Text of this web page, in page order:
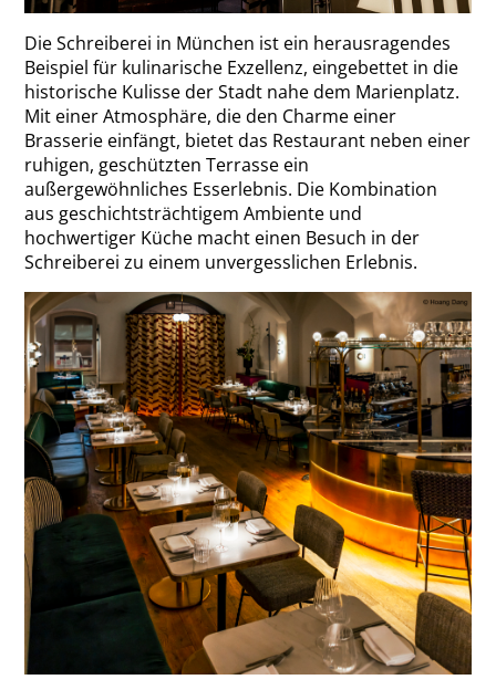
Die Schreiberei in München ist ein herausragendes
Beispiel für kulinarische Exzellenz, eingebettet in die
historische Kulisse der Stadt nahe dem Marienplatz.
Mit einer Atmosphäre, die den Charme einer
Brasserie einfängt, bietet das Restaurant neben einer
ruhigen, geschützten Terrasse ein
außergewöhnliches Esserlebnis. Die Kombination
aus geschichtsträchtigem Ambiente und
hochwertiger Küche macht einen Besuch in der
Schreiberei zu einem unvergesslichen Erlebnis.